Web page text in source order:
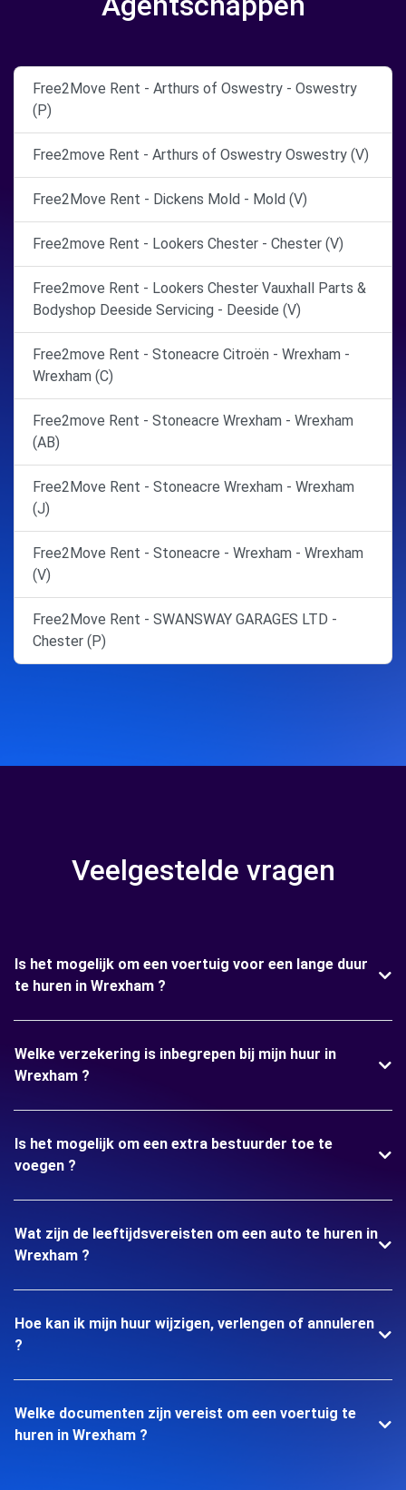
Free2Move Rent - Arthurs of Oswestry - Oswestry
(P)
Free2move Rent - Arthurs of Oswestry Oswestry (V)
Free2Move Rent - Dickens Mold - Mold (V)
Free2move Rent - Lookers Chester - Chester (V)
Free2move Rent - Lookers Chester Vauxhall Parts &
Bodyshop Deeside Servicing - Deeside (V)
Free2move Rent - Stoneacre Citroën - Wrexham -
Wrexham (C)
Free2move Rent - Stoneacre Wrexham - Wrexham
(AB)
Free2Move Rent - Stoneacre Wrexham - Wrexham
(J)
Free2Move Rent - Stoneacre - Wrexham - Wrexham
(V)
Free2Move Rent - SWANSWAY GARAGES LTD -
Chester (P)
Veelgestelde vragen
Is het mogelijk om een voertuig voor een lange duur
te huren in Wrexham ?
Welke verzekering is inbegrepen bij mijn huur in
Wrexham ?
Is het mogelijk om een extra bestuurder toe te
voegen ?
Wat zijn de leeftijdsvereisten om een auto te huren in
Wrexham ?
Hoe kan ik mijn huur wijzigen, verlengen of annuleren
?
Welke documenten zijn vereist om een voertuig te
huren in Wrexham ?